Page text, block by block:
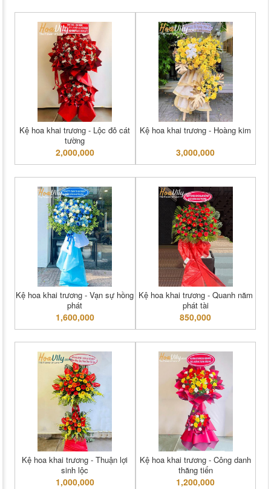
Kệ hoa khai trương - Lộc đỏ cát
tường
2,000,000
Kệ hoa khai trương - Hoàng kim
3,000,000
Kệ hoa khai trương - Vạn sự hồng
phát
1,600,000
Kệ hoa khai trương - Quanh năm
phát tài
850,000
Kệ hoa khai trương - Thuận lợi
sinh lộc
1,000,000
Kệ hoa khai trương - Công danh
thăng tiến
1,200,000